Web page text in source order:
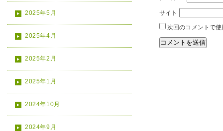
2025年5月
2025年4月
2025年2月
2025年1月
2024年10月
2024年9月
サイト
次回のコメントで